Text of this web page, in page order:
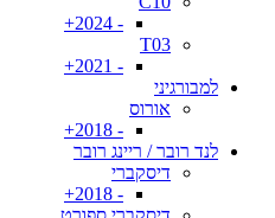
- 2024+
T03
- 2021+
למבורגיני
אורוס
- 2018+
לנד רובר / ריינג רובר
דיסקברי
- 2018+